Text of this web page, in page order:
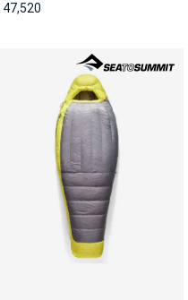
47,520